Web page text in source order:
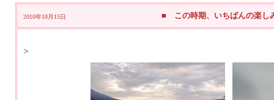
2010年10月15日 ■ この時期、いちばんの楽し
>